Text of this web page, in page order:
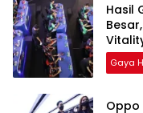
Hasil
Gaya
Oppo